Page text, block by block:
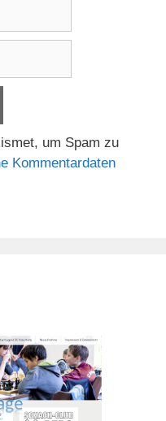
um Spam zu
Kommentardaten